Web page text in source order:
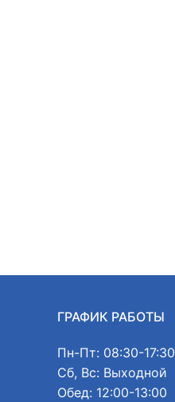
ГРАФИК РАБОТЫ
Пн-Пт: 08:30-17:30
Сб, Вс: Выходной
Обед: 12:00-13:00